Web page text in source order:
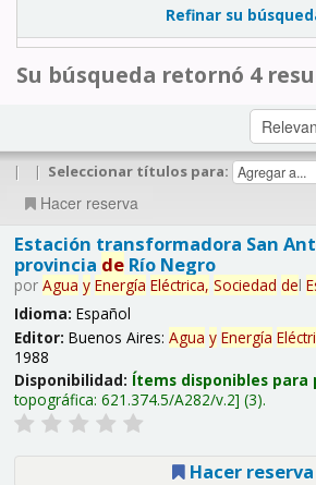
Refinar su
Su búsqueda retornó 4
| | Seleccionar títulos para:
Hacer reserva
Estación transformadora San
provincia deRío Negro
por Agua y Energía Eléctrica, Sociedad del
Idioma: Español
Editor: Buenos Aires: Agua y Energía
1988
Disponibilidad: Ítems disponibles para
topográfica: 621.374.5/A282/v.2 (3).
Hacer reserva